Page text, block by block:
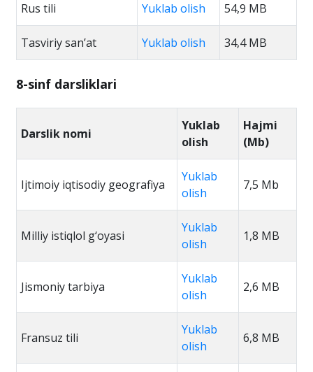
Rus tili Yuklab olish 54,9 MB
Tasviriy san’at Yuklab olish 34,4 MB
8-sinf darsliklari
Darslik nomi
Yuklab
olish
Hajmi
(Mb)
Ijtimoiy iqtisodiy geografiya
Yuklab
olish
7,5 Mb
Milliy istiqlol g‘oyasi
Yuklab
olish
1,8 MB
Jismoniy tarbiya
Yuklab
olish
2,6 MB
Fransuz tili
Yuklab
olish
6,8 MB